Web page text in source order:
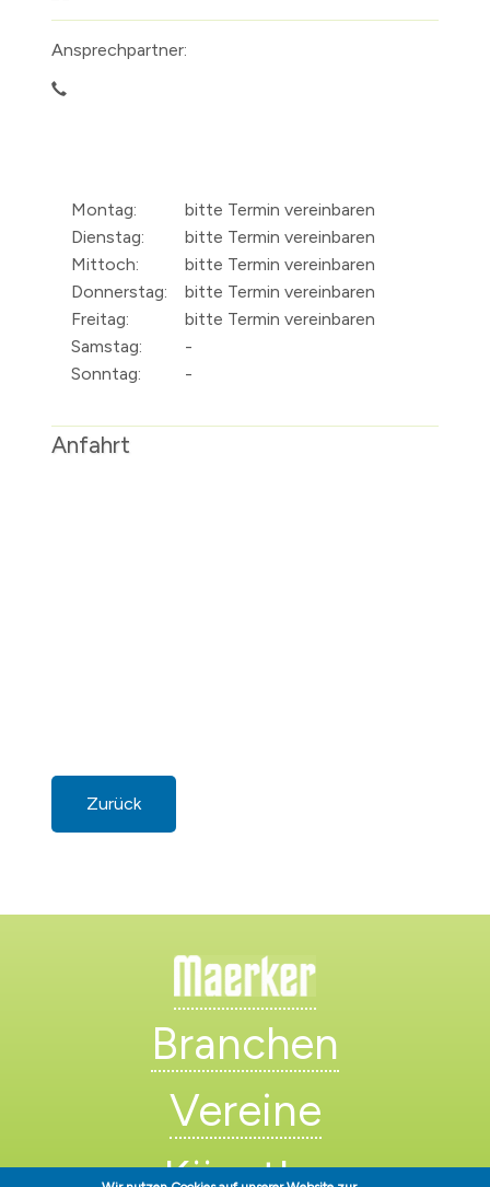
Ansprechpartner:
Montag:
bitte Termin vereinbaren
Dienstag:
bitte Termin vereinbaren
Mittoch:
bitte Termin vereinbaren
Donnerstag:
bitte Termin vereinbaren
Freitag:
bitte Termin vereinbaren
Samstag:
-
Sonntag:
-
Anfahrt
Zurück
Branchen
Vereine